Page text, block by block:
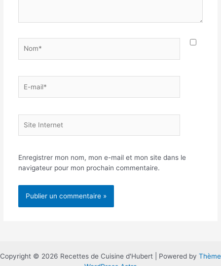
mail*
Internet
Enregistrer mon nom, mon e-mail et mon site dans le
navigateur pour mon prochain commentaire.
Copyright © 2026 Recettes de Cuisine d'Hubert | Powered by Thème